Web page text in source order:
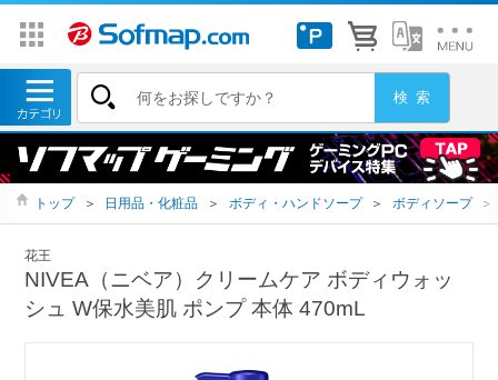
トップ ＞ 日用品・化粧品 ＞ ボディ・ハンドソープ ＞ ボディソープ ＞
花王
NIVEA（ニベア）クリームケア ボディウォッ
シュ W保水美肌 ポンプ 本体 470mL